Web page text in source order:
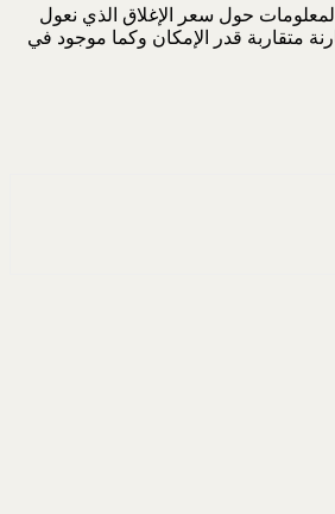
للتداول في يوم 1/8/2004 بسعر افتتاح قدره 7.00 دينار عراقي وبدون توفر المعلومات حول سعر الإغلاق الذي نعول